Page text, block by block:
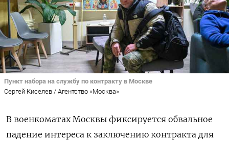
Пункт набора на службу по контракту в Москве
Сергей Киселев / Агентство «Москва»
В военкоматах Москвы фиксируется обвальное
падение интереса к заключению контракта для